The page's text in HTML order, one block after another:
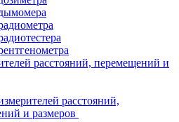
расстояний, перемещений и
расстояний,
и размеров